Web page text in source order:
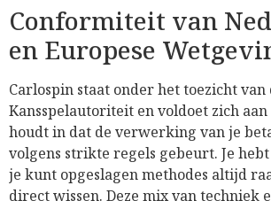
Conformiteit van
en Europese
Carlospin staat onder het toezicht van
Kansspelautoriteit en voldoet zich aan
houdt in dat de verwerking van je
volgens strikte regels gebeurt. Je
je kunt opgeslagen methodes altijd
direct wissen. Deze mix van techniek